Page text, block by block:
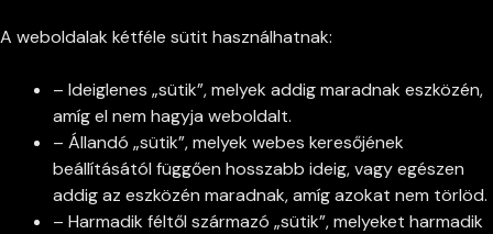
A weboldalak kétféle sütit használhatnak:
– Ideiglenes „sütik”, melyek addig maradnak eszközén,
amíg el nem hagyja weboldalt.
– Állandó „sütik”, melyek webes keresőjének
beállításától függően hosszabb ideig, vagy egészen
addig az eszközén maradnak, amíg azokat nem törlöd.
– Harmadik féltől származó „sütik”, melyeket harmadik